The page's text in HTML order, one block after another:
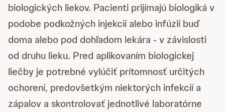
biologických liekov. Pacienti prijímajú biologiká v
podobe podkožných injekcií alebo infúzií buď
doma alebo pod dohľadom lekára - v závislosti
od druhu lieku. Pred aplikovaním biologickej
liečby je potrebné vylúčiť prítomnosť určitých
ochorení, predovšetkým niektorých infekcií a
zápalov a skontrolovať jednotlivé laboratórne